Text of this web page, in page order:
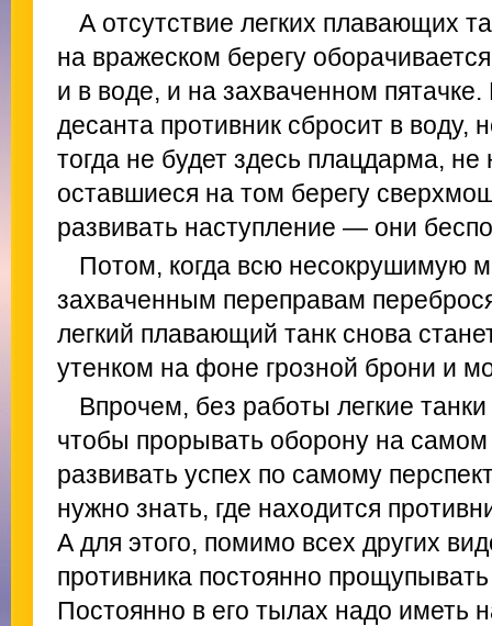
А отсутствие легких плавающих
на вражеском берегу
и в воде, и на захваченном
десанта противник сбросит в воду,
тогда не будет здесь плацдарма, не
оставшиеся на том берегу
развивать наступление — они
Потом, когда всю несокрушимую
захваченным переправам
легкий плавающий танк снова
утенком на фоне грозной брони и
Впрочем, без работы легкие
чтобы прорывать оборону на
развивать успех по самому
нужно знать, где находится
А для этого, помимо всех других
противника постоянно
Постоянно в его тылах надо иметь